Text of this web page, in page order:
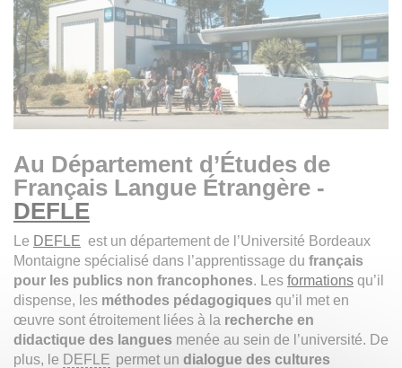
Au Département d’Études de
Français Langue Étrangère -
DEFLE
Le DEFLE est un département de l’Université Bordeaux
Montaigne spécialisé dans l’apprentissage du français
pour les publics non francophones. Les formations qu’il
dispense, les méthodes pédagogiques qu’il met en
œuvre sont étroitement liées à la recherche en
didactique des langues menée au sein de l’université. De
plus, le DEFLE permet un dialogue des cultures